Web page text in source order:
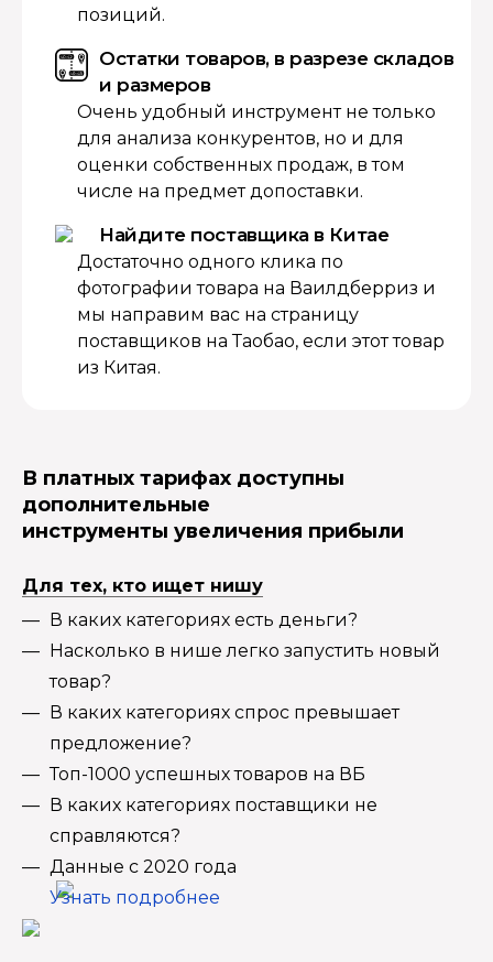
позиций.
Остатки товаров, в разрезе складов
и размеров
Очень удобный инструмент не только
для анализа конкурентов, но и для
оценки собственных продаж, в том
числе на предмет допоставки.
Найдите поставщика в Китае
Достаточно одного клика по
фотографии товара на Ваилдберриз и
мы направим вас на страницу
поставщиков на Таобао, если этот товар
из Китая.
В платных тарифах доступны
дополнительные
инструменты увеличения прибыли
Для тех, кто ищет нишу
В каких категориях есть деньги?
Насколько в нише легко запустить новый
товар?
В каких категориях спрос превышает
предложение?
Топ-1000 успешных товаров на ВБ
В каких категориях поставщики не
справляются?
Данные с 2020 года
Узнать подробнее